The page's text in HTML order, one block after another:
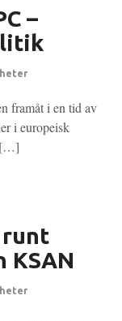
–
framåt i en tid av
i europeisk
[…]
runt